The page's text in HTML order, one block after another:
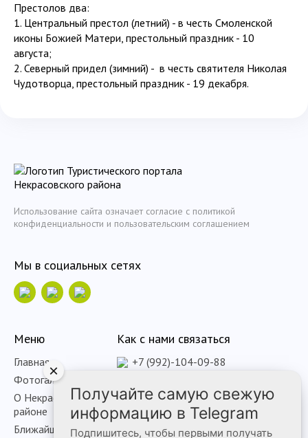
Престолов два:
1. Центральный престол (летний) - в честь Смоленской
иконы Божией Матери, престольный праздник - 10
августа;
2. Северный придел (зимний) - в честь святителя Николая
Чудотворца, престольный праздник - 19 декабря.
Использование сайта означает согласие с политикой
конфиденциальности и пользовательским соглашением
Мы в социальных сетях
Меню
Главная
Фотогалерея
О Некрасовском
районе
Ближайшие события
Как с нами связаться
+7 (992)-104-09-88
Получайте самую свежую
информацию в Telegram
Подпишитесь, чтобы первыми получать
×